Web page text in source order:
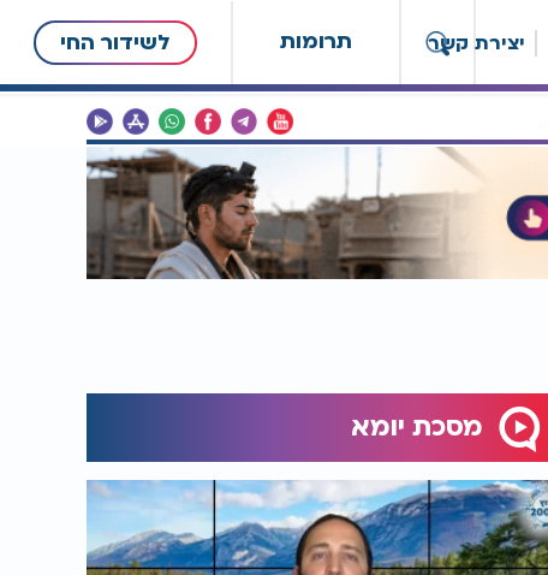
תרומות לשידור החי יצירת קשר
מסכת יומא